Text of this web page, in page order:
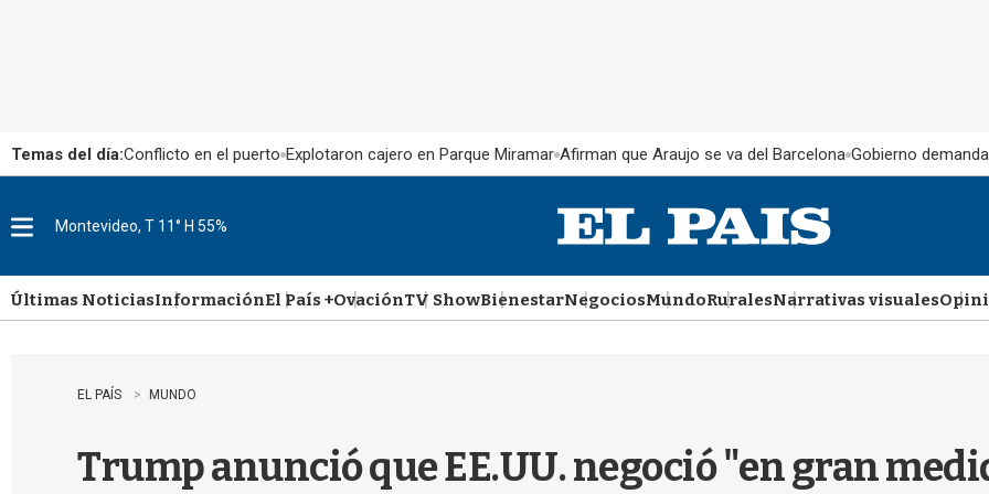
Temas del día:Conflicto en el puerto Explotaron cajero en Parque Miramar Afirman que Araujo se va del Barcelona Gobierno
u
Montevideo, T 11° H 55%
Últimas NoticiasInformaciónEl País +OvaciónTV ShowBienestarNegociosMundoRuralesNarrativas visuales
EL PAÍS MUNDO
Trump anunció que EE.UU. negoció "en gran